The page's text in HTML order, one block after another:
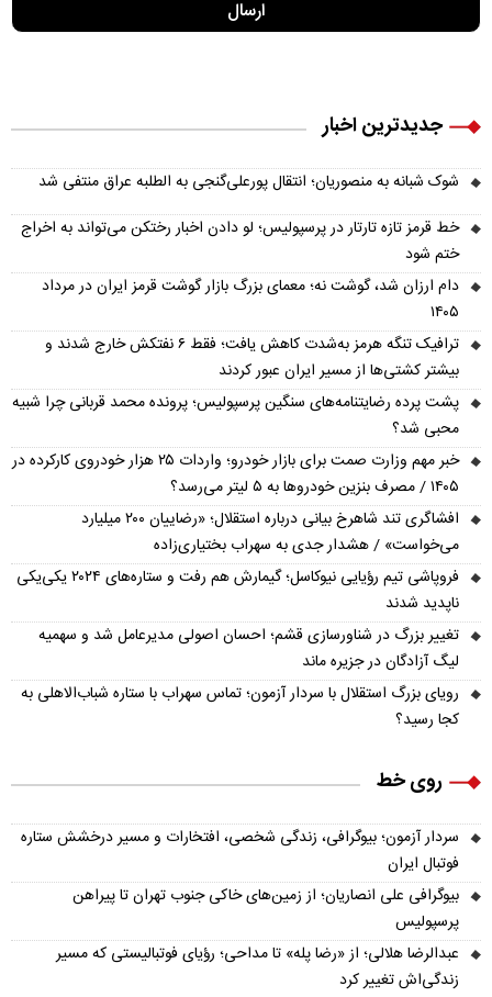
جدیدترین اخبار
شوک شبانه به منصوریان؛ انتقال پورعلی‌گنجی به الطلبه عراق منتفی شد
خط قرمز تازه تارتار در پرسپولیس؛ لو دادن اخبار رختکن می‌تواند به اخراج
ختم شود
دام ارزان شد، گوشت نه؛ معمای بزرگ بازار گوشت قرمز ایران در مرداد
۱۴۰۵
ترافیک تنگه هرمز به‌شدت کاهش یافت؛ فقط ۶ نفتکش خارج شدند و
بیشتر کشتی‌ها از مسیر ایران عبور کردند
پشت پرده رضایتنامه‌های سنگین پرسپولیس؛ پرونده محمد قربانی چرا شبیه
محبی شد؟
خبر مهم وزارت صمت برای بازار خودرو؛ واردات ۲۵ هزار خودروی کارکرده در
۱۴۰۵ / مصرف بنزین خودروها به ۵ لیتر می‌رسد؟
افشاگری تند شاهرخ بیانی درباره استقلال؛ «رضاییان ۲۰۰ میلیارد
می‌خواست» / هشدار جدی به سهراب بختیاری‌زاده
فروپاشی تیم رؤیایی نیوکاسل؛ گیمارش هم رفت و ستاره‌های ۲۰۲۴ یکی‌یکی
ناپدید شدند
تغییر بزرگ در شناورسازی قشم؛ احسان اصولی مدیرعامل شد و سهمیه
لیگ آزادگان در جزیره ماند
رویای بزرگ استقلال با سردار آزمون؛ تماس سهراب با ستاره شباب‌الاهلی به
کجا رسید؟
روی خط
سردار آزمون؛ بیوگرافی، زندگی شخصی، افتخارات و مسیر درخشش ستاره
فوتبال ایران
بیوگرافی علی انصاریان؛ از زمین‌های خاکی جنوب تهران تا پیراهن
پرسپولیس
عبدالرضا هلالی؛ از «رضا پله» تا مداحی؛ رؤیای فوتبالیستی که مسیر
زندگی‌اش تغییر کرد